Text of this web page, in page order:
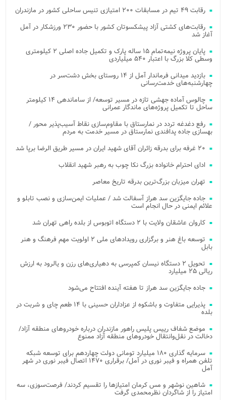
رقابت ۴۹ تیم در مسابقات ۲۰۰ امتیازی تنیس ساحلی کشور در مازندران
رقابت‌های کشتی آزاد پیشکسوتان کشور با حضور ۲۳۰ ورزشکار در آمل
آغاز شد
پایان پروژه نیمه‌تمام ۱۵ ساله پارک و تکمیل جاده اصلی ۲ کیلومتری
وسطی کلا بزرگ با اعتبار ۵۴۰ میلیاردی
بازدید میدانی فرماندار آمل از ۱۴ روستای بخش دشت‌سر در
چهارشنبه‌های خدمت‌رسانی
چالوس آماده جهشی تازه در مسیر توسعه/ از ساماندهی ۱۴ کیلومتر
ساحل تا تکمیل پروژه‌های ماندگار عمرانی
رفع دغدغه تردد در نمارستاق با مقاوم‌سازی نقاط آسیب‌پذیر محور /
بهسازی جاده پدافندی نمارستاق در مسیر خدمت به مردم
۲۰ غرفه برای بدرقه زائران آقای شهید ایران در مسیر طریق الرضا برپا شد
ادای احترام خانواده بزرگ نکا چوب به رهبر شهید انقلاب
تهران میزبان بزرگ‌ترین بدرقه تاریخ معاصر
جاده جایگزین سد هراز آسفالت شد / عملیات ایمن‌سازی و نصب تابلو و
علائم ایمنی در حال انجام است
کاروان عاشقان ولایت با ۲ دستگاه اتوبوس از بلده راهی تهران شد
توسعه باغ هنر و برگزاری رویدادهای ملی ۲ اولویت مهم فرهنگ و هنر
بابل
تحویل ۲ دستگاه نیسان کمپرسی به دهیاری‌های رزن و یالرود به ارزش
ریالی ۲۵ میلیارد
جاده جایگزین سد هراز تا هفته آینده افتتاح می‌شود
پذیرایی متفاوت و باشکوه از عزاداران حسینی با ۱۴ طعم چای و شربت در
بلده
موضع شفاف رییس پلیس راهور مازندران درباره خودروهای منطقه آزاد/
دخالت در نقل‌وانتقال خودروهای منطقه آزاد ممنوع
سرمایه گذاری ۱۸۰ میلیارد تومانی دولت چهاردهم برای توسعه شبکه
تلفن همراه و فیبر نوری در آمل/ برقراری ۱۴۷۰ اتصال فیبر نوری در شهر
آمل
شاهین نوشهر و مس کرمان امتیازها را تقسیم کردند/ فرصت‌سوزی، سه
امتیاز را از شاگردان نظرمحمدی گرفت